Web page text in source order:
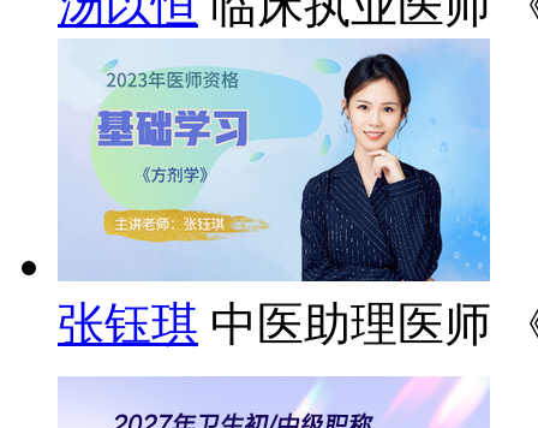
张钰琪 中医助理医师